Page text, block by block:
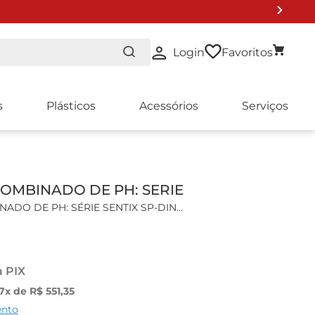
Login Favoritos
Plásticos Acessórios Serviços
DE LISTA 2024
DE PH: SERIE
DE PH: SÉRIE SENTIX SP-DIN
de pH ideal para medições em carnes, queijos, que
do sensor.
PIX
x de R$ 551,35